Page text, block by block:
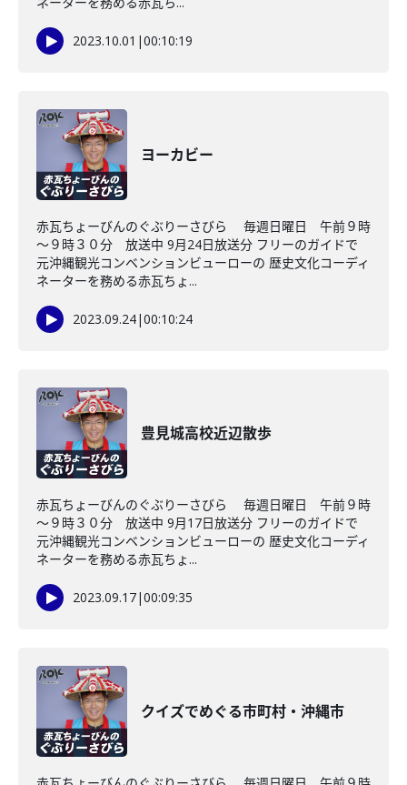
2023.10.01 |00:10:19
ヨーカビー
赤瓦ちょーびんのぐぶりーさびら 毎週日曜日 午前９時
～９時３０分 放送中 9月24日放送分 フリーのガイドで
元沖縄観光コンベンションビューローの 歴史文化コーディ
ネーターを務める赤瓦ちょ...
2023.09.24|00:10:24
豊見城高校近辺散歩
赤瓦ちょーびんのぐぶりーさびら 毎週日曜日 午前９時
～９時３０分 放送中 9月17日放送分 フリーのガイドで
元沖縄観光コンベンションビューローの 歴史文化コーディ
ネーターを務める赤瓦ちょ...
2023.09.17|00:09:35
クイズでめぐる市町村・沖縄市